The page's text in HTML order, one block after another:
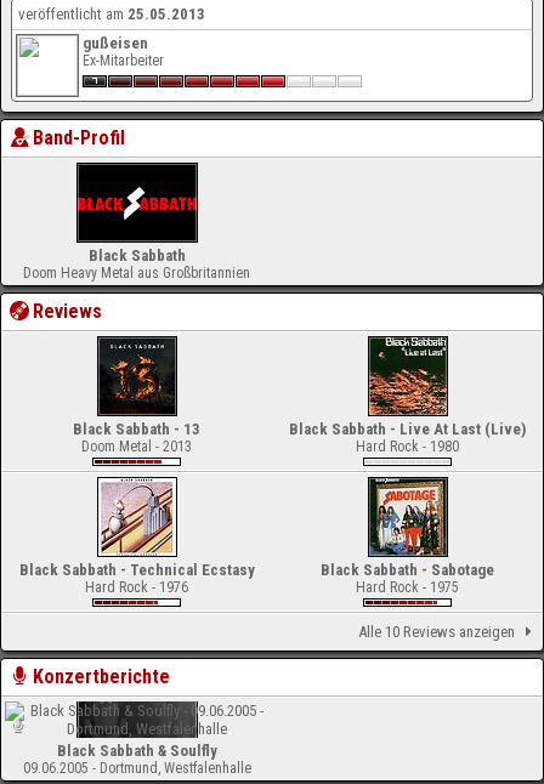
veröffentlicht am 25.05.2013
gußeisen
Ex-Mitarbeiter
Band-Profil
Black Sabbath
Doom Heavy Metal aus Großbritannien
Reviews
Black Sabbath - 13
Doom Metal - 2013
Black Sabbath - Live At Last (Live)
Hard Rock - 1980
Black Sabbath - Technical Ecstasy
Hard Rock - 1976
Black Sabbath - Sabotage
Hard Rock - 1975
Alle 10 Reviews anzeigen
Konzertberichte
Black Sabbath & Soulfly
09.06.2005 - Dortmund, Westfalenhalle